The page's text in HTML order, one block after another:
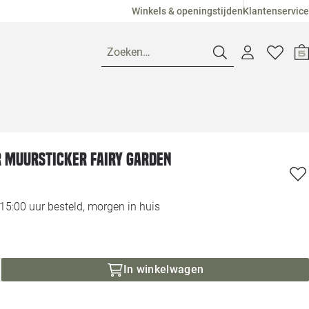
Winkels & openingstijdenKlantenservice
Zoeken…
Pagina suggesties
Winkels
Veelgestelde vragen
Loods 5
Fairy Garden
uur besteld, morgen in huis
In winkelwagen